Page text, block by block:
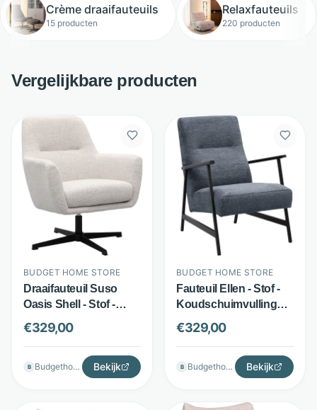
Crème draaifauteuils
15 producten
Relaxfauteuils
220 producten
Vergelijkbare producten
BUDGET HOME STORE
Draaifauteuil Suso
Oasis Shell - Stof -
Draaibare stervoet -
Creme - Budget Home
Store
€329,00
B Budgethomestore Bekijk
BUDGET HOME STORE
Fauteuil Ellen - Stof -
Koudschuimvulling
met armleuningen -
Blauw - Budget Home
Store
€329,00
B Budgethomestore Bekijk